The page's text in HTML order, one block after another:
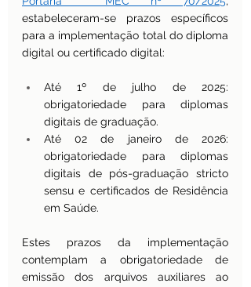
estabeleceram-se prazos específicos
para a implementação total do diploma
digital ou certificado digital:
Até 1º de julho de 2025:
obrigatoriedade para diplomas
digitais de graduação.
Até 02 de janeiro de 2026:
obrigatoriedade para diplomas
digitais de pós-graduação stricto
sensu e certificados de Residência
em Saúde.
Estes prazos da implementação
contemplam a obrigatoriedade de
emissão dos arquivos auxiliares ao